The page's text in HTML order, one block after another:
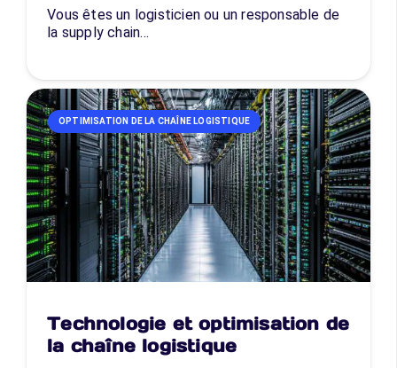
Vous êtes un logisticien ou un responsable de
la supply chain…
OPTIMISATION DE LA CHAÎNE LOGISTIQUE
Technologie et optimisation de
la chaîne logistique